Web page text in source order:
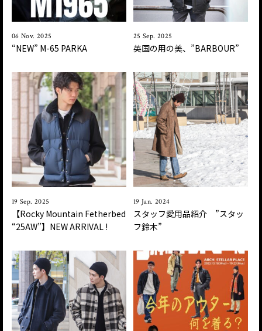
06 Nov. 2025
“NEW” M-65 PARKA
25 Sep. 2025
英国の用の美、”BARBOUR”
19 Sep. 2025
【Rocky Mountain Fetherbed
“25AW”】NEW ARRIVAL !
19 Jan. 2024
スタッフ愛用品紹介 ”スタッ
フ鈴木”